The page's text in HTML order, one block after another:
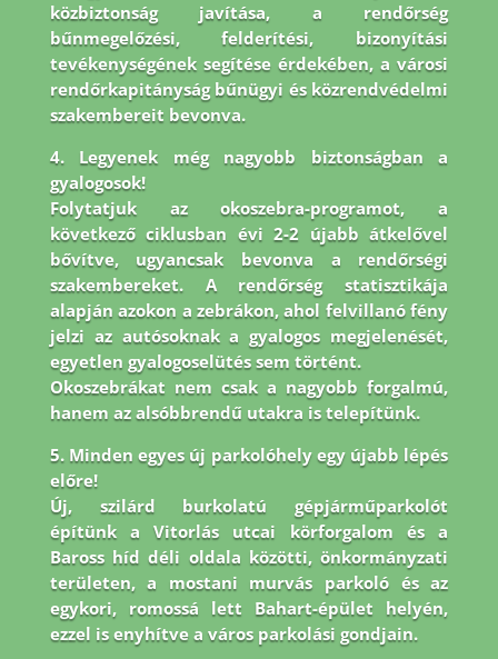
közbiztonság javítása, a rendőrség
bűnmegelőzési, felderítési, bizonyítási
tevékenységének segítése érdekében, a városi
rendőrkapitányság bűnügyi és közrendvédelmi
szakembereit bevonva.
4. Legyenek még nagyobb biztonságban a
gyalogosok!
Folytatjuk az okoszebra-programot, a
következő ciklusban évi 2-2 újabb átkelővel
bővítve, ugyancsak bevonva a rendőrségi
szakembereket. A rendőrség statisztikája
alapján azokon a zebrákon, ahol felvillanó fény
jelzi az autósoknak a gyalogos megjelenését,
egyetlen gyalogoselütés sem történt.
Okoszebrákat nem csak a nagyobb forgalmú,
hanem az alsóbbrendű utakra is telepítünk.
5. Minden egyes új parkolóhely egy újabb lépés
előre!
Új, szilárd burkolatú gépjárműparkolót
építünk a Vitorlás utcai körforgalom és a
Baross híd déli oldala közötti, önkormányzati
területen, a mostani murvás parkoló és az
egykori, romossá lett Bahart-épület helyén,
ezzel is enyhítve a város parkolási gondjain.